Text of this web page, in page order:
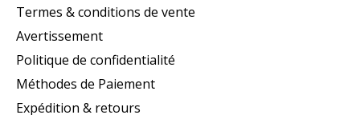
Termes & conditions de vente
Avertissement
Politique de confidentialité
Méthodes de Paiement
Expédition & retours